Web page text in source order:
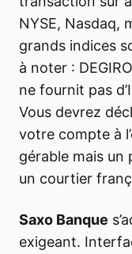
NYSE, Nasdaq,
grands indices
à noter :
ne fournit pas
Vous devrez
votre compte à
gérable mais un
un courtier
Saxo Banque
exigeant.